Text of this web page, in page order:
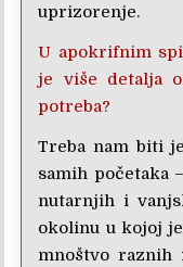
uprizorenje.
U apokrifnim
je više detalja
potreba?
Treba nam biti
samih početaka
nutarnjih i
okolinu u kojoj
mnoštvo raznih